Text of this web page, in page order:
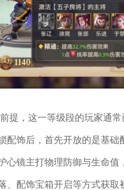
提，这一等级段的玩家通
配饰后，首先开放的是基
心镜主打物理防御与生命
、配饰宝箱开启等方式获